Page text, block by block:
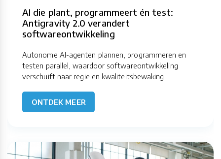
AI die plant, programmeert én test:
Antigravity 2.0 verandert
softwareontwikkeling
Autonome AI-agenten plannen, programmeren en
testen parallel, waardoor softwareontwikkeling
verschuift naar regie en kwaliteitsbewaking.
ONTDEK MEER